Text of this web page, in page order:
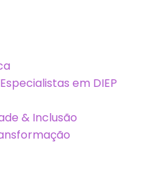
em DIEP
& Inclusão